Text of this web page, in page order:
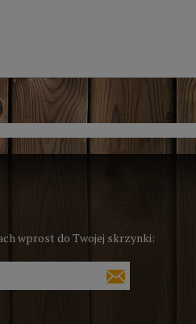
wprost do Twojej skrzynki: